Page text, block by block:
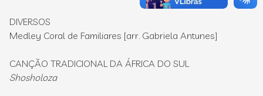
DIVERSOS
Medley Coral de Familiares [arr. Gabriela Antunes]
CANÇÃO TRADICIONAL DA ÁFRICA DO SUL
Shosholoza